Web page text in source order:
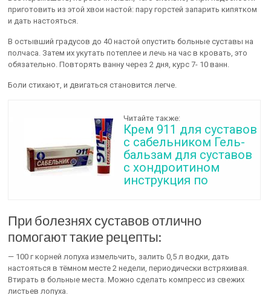
приготовить из этой хвои настой: пару горстей запарить кипятком
и дать настояться.
В остывший градусов до 40 настой опустить больные суставы на
полчаса. Затем их укутать потеплее и лечь на час в кровать, это
обязательно. Повторять ванну через 2 дня, курс 7- 10 ванн.
Боли стихают, и двигаться становится легче.
Читайте также:
Крем 911 для суставов
с сабельником Гель-
бальзам для суставов
с хондроитином
инструкция по
При болезнях суставов отлично
помогают такие рецепты:
— 100 г корней лопуха измельчить, залить 0,5 л водки, дать
настояться в тёмном месте 2 недели, периодически встряхивая.
Втирать в больные места. Можно сделать компресс из свежих
листьев лопуха.